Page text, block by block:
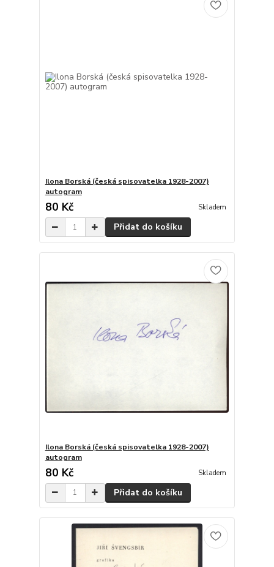
Ilona Borská (česká spisovatelka 1928-2007)
autogram
80 Kč Skladem
Přidat do košíku
Ilona Borská (česká spisovatelka 1928-2007)
autogram
80 Kč Skladem
Přidat do košíku